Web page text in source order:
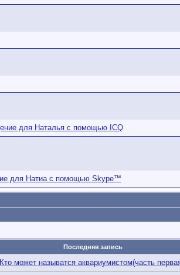
Последняя запись
Кто может называтся аквариумистом(часть